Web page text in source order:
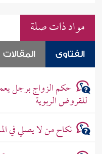
مواد ذات صلة
الفتاوى المقالات
حكم الزواج برجل
للقروض الربوية
نكاح من لا يصلي في